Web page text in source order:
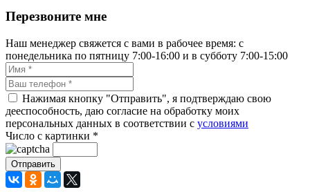
Перезвоните мне
Наш менеджер свяжется с вами в рабочее время: с
понедельника по пятницу 7:00-16:00 и в субботу 7:00-15:00
Нажимая кнопку "Отправить", я подтверждаю свою
дееспособность, даю согласие на обработку моих
персональных данных в соответствии с условиями
Число с картинки *